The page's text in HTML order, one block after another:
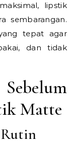
lipstik
sembarangan.
tepat agar
dan tidak
Matte